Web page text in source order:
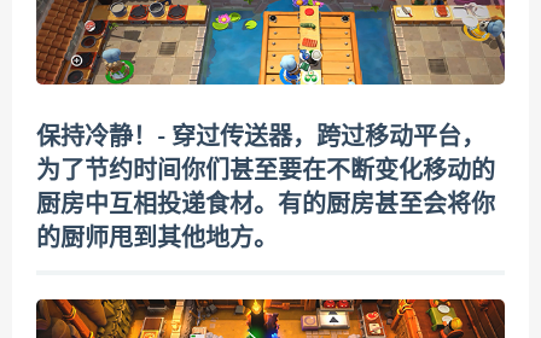
保持冷静！- 穿过传送器，跨过移动平台，
为了节约时间你们甚至要在不断变化移动的
厨房中互相投递食材。有的厨房甚至会将你
的厨师甩到其他地方。